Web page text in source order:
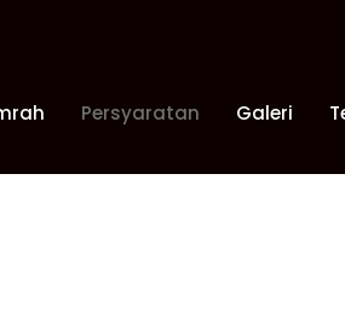
Persyaratan Galeri